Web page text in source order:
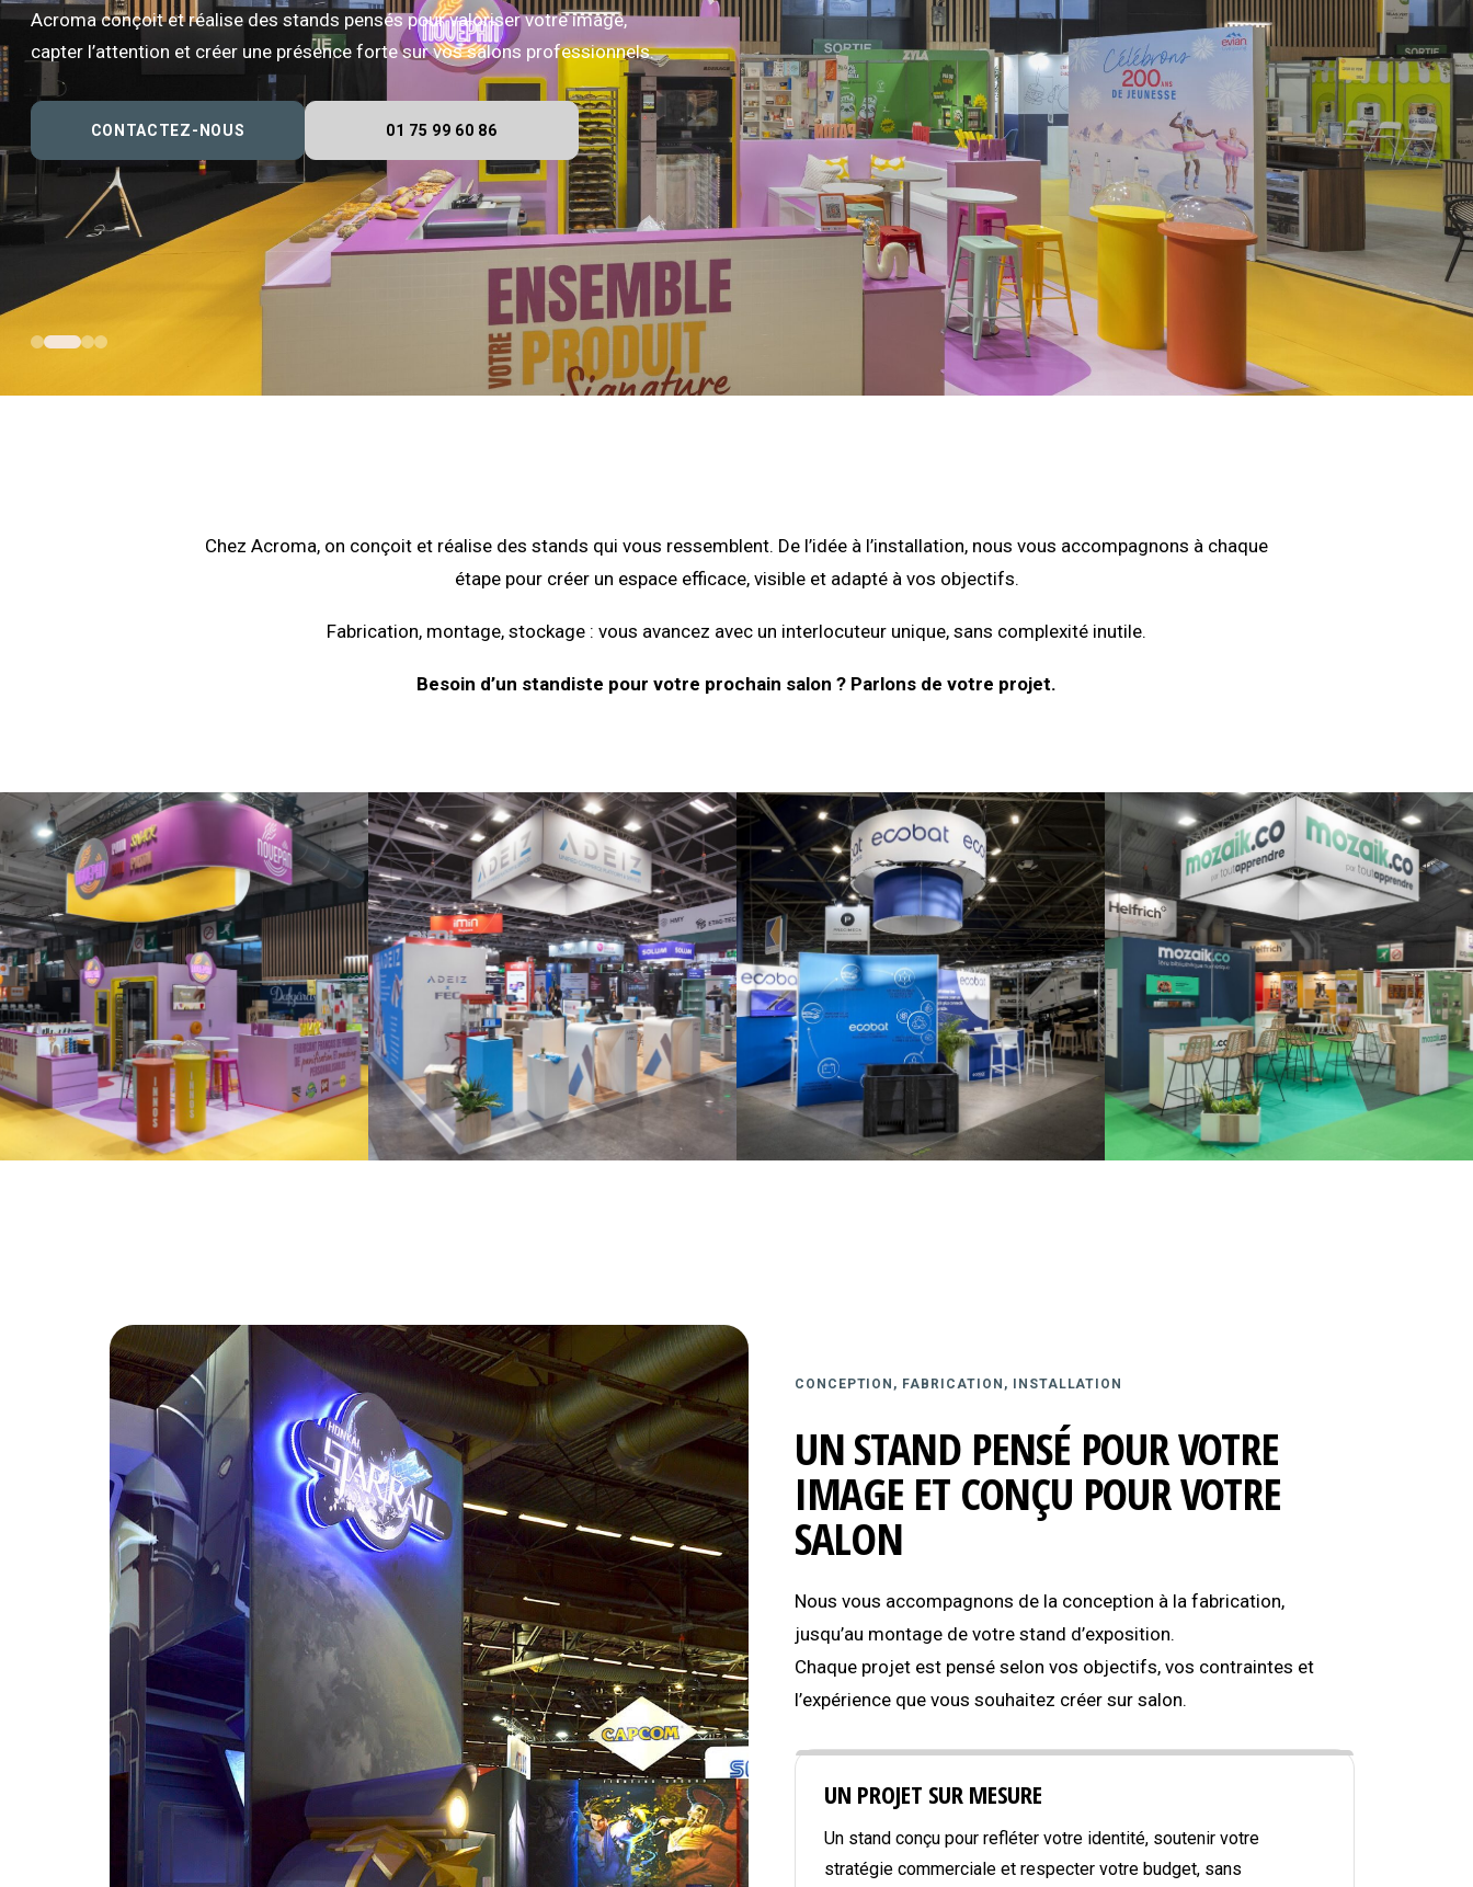
Acroma conçoit et réalise des stands pensés pour valoriser votre image,
capter l’attention et créer une présence forte sur vos salons professionnels.
CONTACTEZ-NOUS 01 75 99 60 86
Chez Acroma, on conçoit et réalise des stands qui vous ressemblent. De l’idée à l’installation, nous vous accompagnons à chaque
étape pour créer un espace efficace, visible et adapté à vos objectifs.
Fabrication, montage, stockage : vous avancez avec un interlocuteur unique, sans complexité inutile.
Besoin d’un standiste pour votre prochain salon ? Parlons de votre projet.
CONCEPTION, FABRICATION, INSTALLATION
UN STAND PENSÉ POUR VOTRE
IMAGE ET CONÇU POUR VOTRE
SALON
Nous vous accompagnons de la conception à la fabrication,
jusqu’au montage de votre stand d’exposition.
Chaque projet est pensé selon vos objectifs, vos contraintes et
l’expérience que vous souhaitez créer sur salon.
UN PROJET SUR MESURE
Un stand conçu pour refléter votre identité, soutenir votre
stratégie commerciale et respecter votre budget, sans